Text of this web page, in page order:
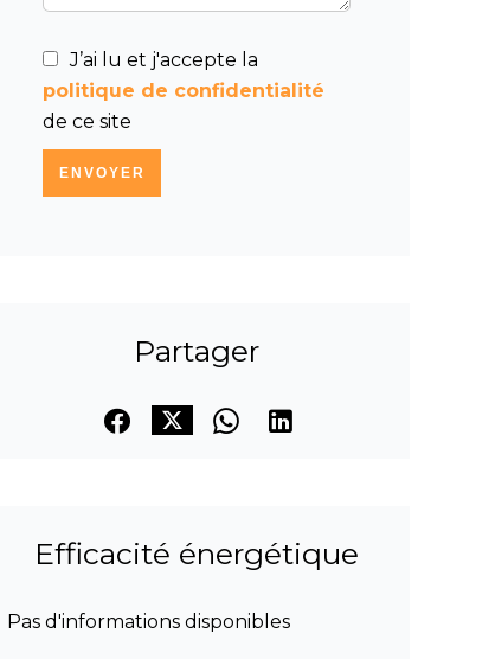
J’ai lu et j'accepte la
politique de confidentialité
de ce site
ENVOYER
Partager
Efficacité énergétique
Pas d'informations disponibles